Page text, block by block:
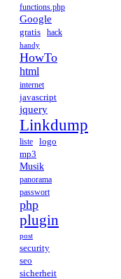
functions.php
Google
gratis hack
handy
HowTo
html
internet
javascript
jquery
Linkdump
liste
logo
mp3
Musik
panorama
passwort
php
plugin
post
security
seo
sicherheit